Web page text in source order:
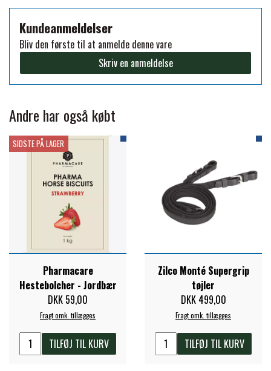
PREMIER EQUINE SADLER
PREMIER EQUINE SADEL TILBEHØR
PREMIER EQUINE SADELUNDERLAG
PREMIER EQUINE BENBESKYTTELSE
PREMIER EQUINE TRANSPORT
BESKYTTELSE
PREMIER EQUINE KØLETERAPI
PREMIER EQUINE GROOMING & STALD
FORAN EQUINE
GP TACK
HEVARI
KÄLLQUIST EQUESTIAN
LEMIEUX
MUSTAD
Kundeanmeldelser
Bliv den første til at anmelde denne vare
Skriv en anmeldelse
Andre har også købt
SIDSTE PÅ LAGER
Pharmacare
Hestebolcher - Jordbær
DKK 59,00
Fragt omk. tillægges
TILFØJ TIL KURV
Zilco Monté Supergrip
tøjler
DKK 499,00
Fragt omk. tillægges
TILFØJ TIL KURV